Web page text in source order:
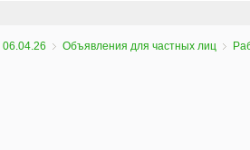
Объявления для частных лиц